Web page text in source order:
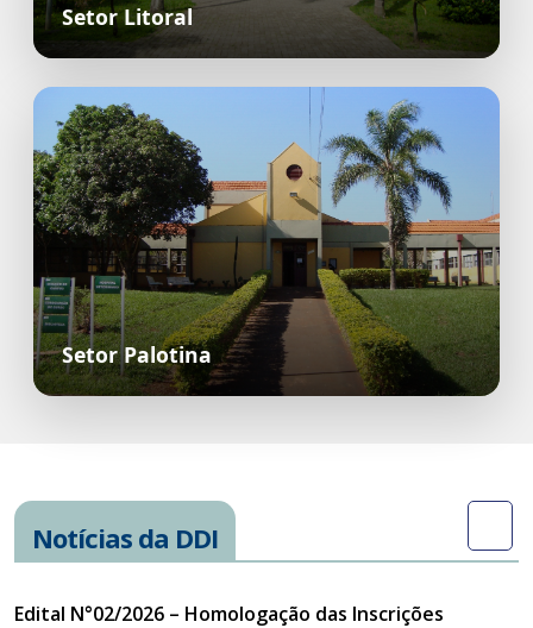
Setor Litoral
Setor Palotina
Notícias da DDI
Edital N°02/2026 – Homologação das Inscrições